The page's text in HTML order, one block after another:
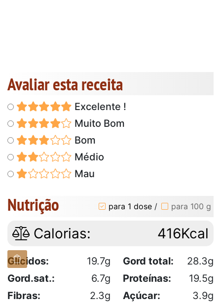
Avaliar esta receita
Excelente !
Muito Bom
Bom
Médio
Mau
Nutrição para 1 dose / para 100 g
Calorias: 416Kcal
Glícidos: 19.7g Gord total:
28.3g
Gord.sat.:
6.7g Proteínas:
19.5g
Fibras:
2.3g Açúcar:
3.9g